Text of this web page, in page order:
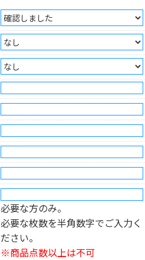
必要な方のみ。
必要な枚数を半角数字でご入力く
ださい。
※商品点数以上は不可